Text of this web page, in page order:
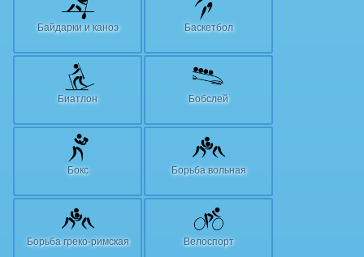
Байдарки и каноэ Баскетбол
Биатлон Бобслей
Бокс Борьба вольная
Борьба греко-римская Велоспорт